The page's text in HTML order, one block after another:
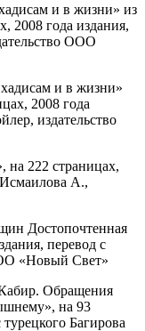
и в жизни» из
2008 года издания,
ООО
и в жизни»
2008 года
издательство
222 страницах,
Исмаилова А.,
Достопочтенная
перевод с
«Новый Свет»
Обращения
на 93
Багирова